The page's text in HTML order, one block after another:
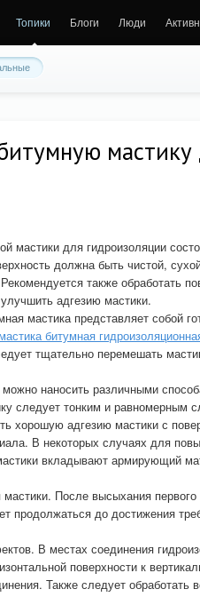
Топики Блоги Люди
мастику
мастики для гидроизоляции
должна быть чистой,
также обработать
адгезию мастики.
мастика представляет собой
мастика битумная
тщательно перемешать
наносить различными
следует тонким и равномерным
хорошую адгезию мастики с
В некоторых случаях для
вкладывают армирующий
После высыхания первого
продолжаться до достижения
В местах соединения
поверхности к
Также следует обработать